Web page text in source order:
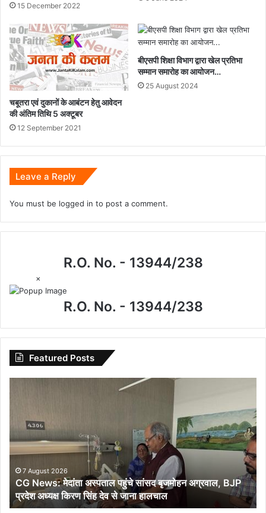
15 December 2022
चबूतरा एवं दुकानों के आबंटन हेतु आवेदन
की अंतिम तिथि 5 अक्टूबर
12 September 2021
बीएसपी शिक्षा विभाग द्वारा खेल प्रतिभा
सम्मान समारोह का आयोजन…
25 August 2024
Leave a Reply
You must be logged in to post a comment.
R.O. No. - 13944/238
×
R.O. No. - 13944/238
Featured Posts
अस्पताल
पहुंचे
सांसद
बृजमोहन
अग्रवाल,
BJP
प्रदेश
अध्यक्ष
7 August 2026
CG News: मेदांता अस्पताल पहुंचे सांसद बृजमोहन अग्रवाल, BJP
प्रदेश अध्यक्ष किरण सिंह देव से जाना हालचाल